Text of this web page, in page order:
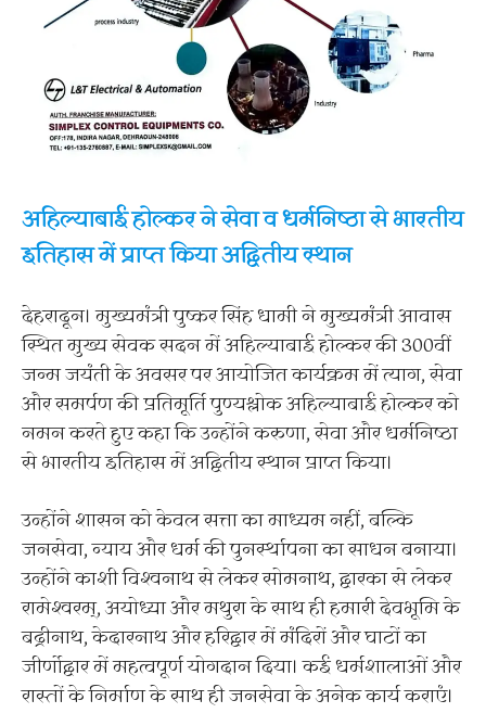
अहिल्याबाई होल्कर ने सेवा व धर्मनिष्ठा से भारतीय
इतिहास में प्राप्त किया अद्वितीय स्थान
देहरादून। मुख्यमंत्री पुष्कर सिंह धामी ने मुख्यमंत्री आवास
स्थित मुख्य सेवक सदन में अहिल्याबाई होल्कर की 300वीं
जन्म जयंती के अवसर पर आयोजित कार्यक्रम में त्याग, सेवा
और समर्पण की प्रतिमूर्ति पुण्यश्लोक अहिल्याबाई होल्कर को
नमन करते हुए कहा कि उन्होंने करुणा, सेवा और धर्मनिष्ठा
से भारतीय इतिहास में अद्वितीय स्थान प्राप्त किया।
उन्होंने शासन को केवल सत्ता का माध्यम नहीं, बल्कि
जनसेवा, न्याय और धर्म की पुनर्स्थापना का साधन बनाया।
उन्होंने काशी विश्वनाथ से लेकर सोमनाथ, द्वारका से लेकर
रामेश्वरम्, अयोध्या और मथुरा के साथ ही हमारी देवभूमि के
बद्रीनाथ, केदारनाथ और हरिद्वार में मंदिरों और घाटों का
जीर्णोद्वार में महत्वपूर्ण योगदान दिया। कई धर्मशालाओं और
रास्तों के निर्माण के साथ ही जनसेवा के अनेक कार्य कराएं।